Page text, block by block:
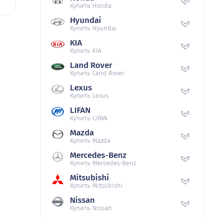
Купить Honda
Hyundai
Купить Hyundai
KIA
Купить KIA
Land Rover
Купить Land Rover
Lexus
Купить Lexus
LIFAN
Купить LIFAN
Mazda
Купить Mazda
Mercedes-Benz
Купить Mercedes-Benz
Mitsubishi
Купить Mitsubishi
Nissan
Купить Nissan